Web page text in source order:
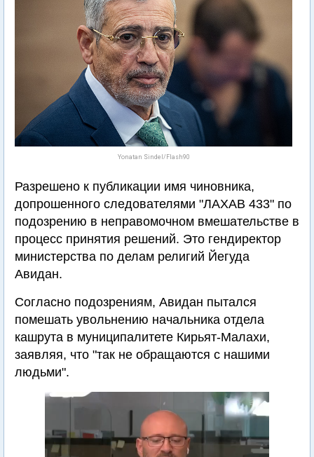
Yonatan Sindel/Flash90
Разрешено к публикации имя чиновника,
допрошенного следователями "ЛАХАВ 433" по
подозрению в неправомочном вмешательстве в
процесс принятия решений. Это гендиректор
министерства по делам религий Йегуда
Авидан.
Согласно подозрениям, Авидан пытался
помешать увольнению начальника отдела
кашрута в муниципалитете Кирьят-Малахи,
заявляя, что "так не обращаются с нашими
людьми".